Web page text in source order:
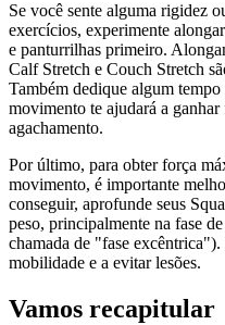
Se você sente alguma rigidez
exercícios, experimente
e panturrilhas primeiro.
Calf Stretch e Couch Stretch
Também dedique algum
movimento te ajudará a
agachamento.
Por último, para obter força
movimento, é importante
conseguir, aprofunde seus
peso, principalmente na fase
chamada de "fase
mobilidade e a evitar lesões.
Vamos recapitular